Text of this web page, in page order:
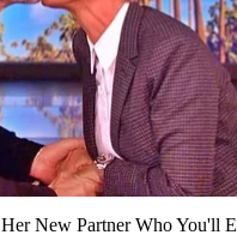
New Partner Who You'll